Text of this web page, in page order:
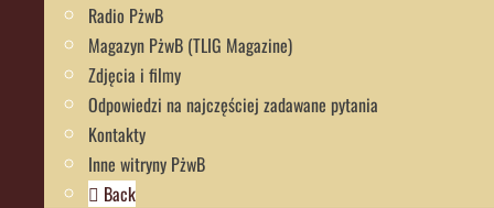
Radio PżwB
Magazyn PżwB (TLIG Magazine)
Zdjęcia i filmy
Odpowiedzi na najczęściej zadawane pytania
Kontakty
Inne witryny PżwB
Back